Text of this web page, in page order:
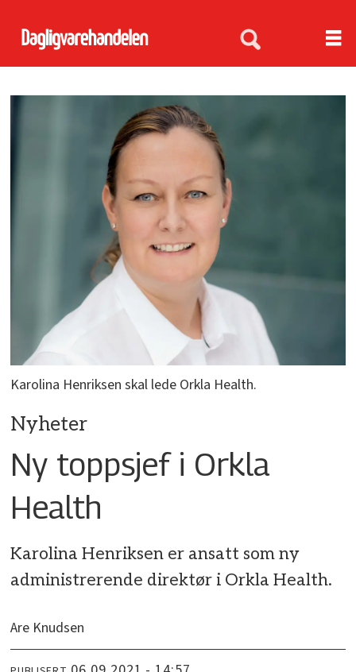
Karolina Henriksen skal lede Orkla Health.
Nyheter
Ny toppsjef i Orkla
Health
Karolina Henriksen er ansatt som ny
administrerende direktør i Orkla Health.
Are Knudsen